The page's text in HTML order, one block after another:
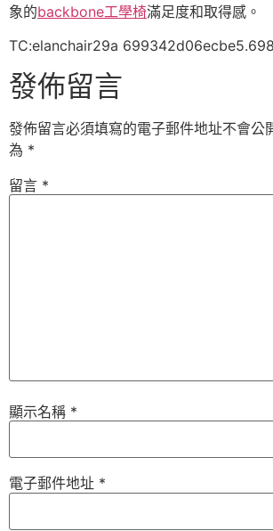
象的backbone工學椅滿足度和取得感。
TC:elanchair29a
發佈留言
發佈留言必須填寫的電子郵件地址不會公
為 *
留言 *
顯示名稱 *
電子郵件地址 *